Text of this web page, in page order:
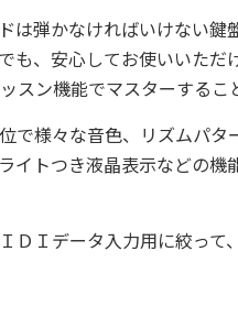
は弾かなければいけない鍵
、安心してお使いいただ
ン機能でマスターするこ
で様々な音色、リズムパタ
イトつき液晶表示などの
ＤＩデータ入力用に絞っ